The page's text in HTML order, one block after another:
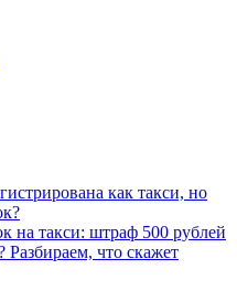
как такси, но
на такси: штраф 500 рублей
Разбираем, что скажет